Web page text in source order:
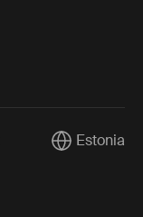
CurrentEstonia